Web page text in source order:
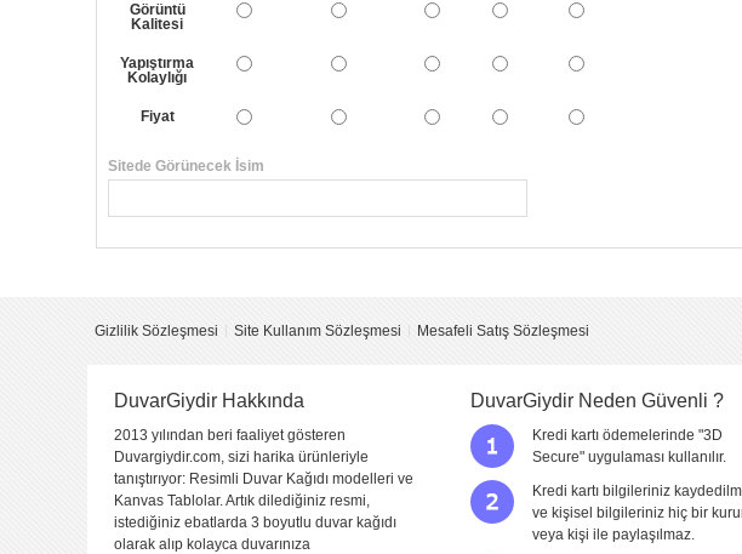
Görüntü
Kalitesi
Yapıştırma
Kolaylığı
Fiyat
Sitede Görünecek İsim
Yorumu Gönder
Gizlilik Sözleşmesi Site Kullanım Sözleşmesi Mesafeli Satış Sözleşmesi
DuvarGiydir Hakkında
2013 yılından beri faaliyet gösteren
Duvargiydir.com, sizi harika ürünleriyle
tanıştırıyor: Resimli Duvar Kağıdı modelleri ve
Kanvas Tablolar. Artık dilediğiniz resmi,
istediğiniz ebatlarda 3 boyutlu duvar kağıdı
olarak alıp kolayca duvarınıza
DuvarGiydir Neden Güvenli ?
Kredi kartı ödemelerinde "3D
Secure" uygulaması kullanılır.
Kredi kartı bilgileriniz
ve kişisel bilgileriniz hiç bir
veya kişi ile paylaşılmaz.